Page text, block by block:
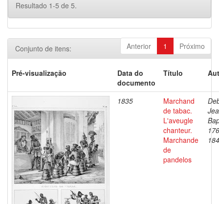
Resultado 1-5 de 5.
Anterior 1 Próximo
Conjunto de itens:
Pré-visualização
Data do
documento
Título
1835
Marchand
de tabac.
L'aveugle
chanteur.
Marchande
de
pandelos